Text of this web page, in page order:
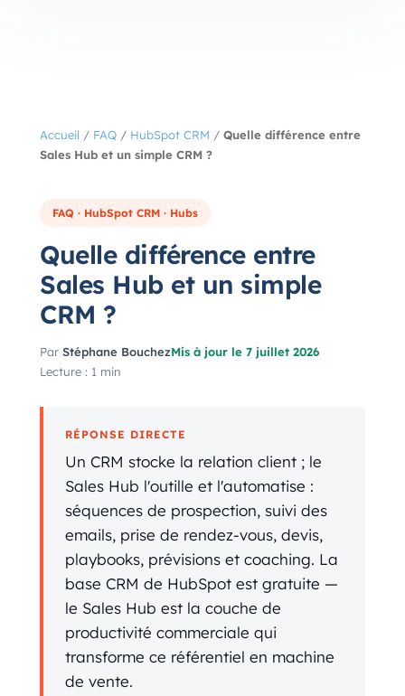
Accueil / FAQ / HubSpot CRM / Quelle différence entre
Sales Hub et un simple CRM ?
FAQ · HubSpot CRM · Hubs
Quelle différence entre
Sales Hub et un simple
CRM ?
Par Stéphane BouchezMis à jour le 7 juillet 2026
Lecture : 1 min
RÉPONSE DIRECTE
Un CRM stocke la relation client ; le
Sales Hub l'outille et l'automatise :
séquences de prospection, suivi des
emails, prise de rendez-vous, devis,
playbooks, prévisions et coaching. La
base CRM de HubSpot est gratuite —
le Sales Hub est la couche de
productivité commerciale qui
transforme ce référentiel en machine
de vente.